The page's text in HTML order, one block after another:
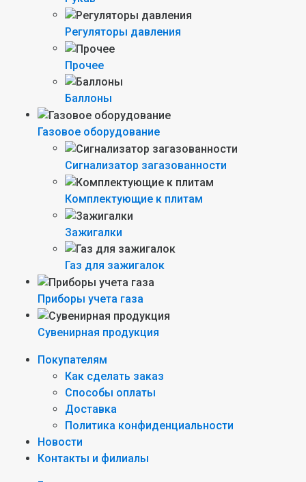
Регуляторы давления
Прочее
Баллоны
Газовое оборудование
Сигнализатор загазованности
Комплектующие к плитам
Зажигалки
Газ для зажигалок
Приборы учета газа
Сувенирная продукция
Покупателям
Как сделать заказ
Способы оплаты
Доставка
Политика конфиденциальности
Новости
Контакты и филиалы